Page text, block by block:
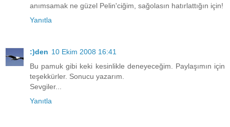
anımsamak ne güzel Pelin'ciğim, sağolasın hatırlattığın için!
Yanıtla
:)den 10 Ekim 2008 16:41
Bu pamuk gibi keki kesinlikle deneyeceğim. Paylaşımın için
teşekkürler. Sonucu yazarım.
Sevgiler...
Yanıtla